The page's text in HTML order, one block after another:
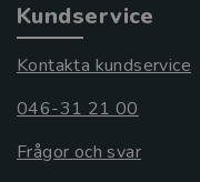
Kundservice
Kontakta kundservice
046-31 21 00
Frågor och svar